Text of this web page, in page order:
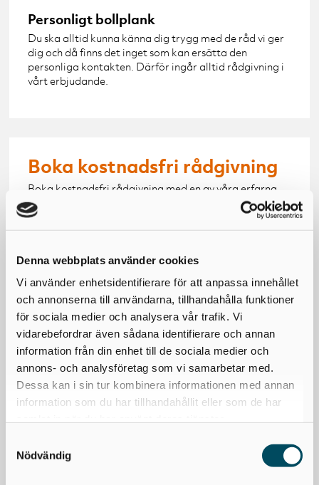
Denna webbplats använder cookies
Vi använder enhetsidentifierare för att anpassa innehållet
och annonserna till användarna, tillhandahålla funktioner
för sociala medier och analysera vår trafik. Vi
vidarebefordrar även sådana identifierare och annan
information från din enhet till de sociala medier och
annons- och analysföretag som vi samarbetar med.
Dessa kan i sin tur kombinera informationen med annan
information som du har tillhandahållit eller som de har
Nödvändig
Personligt bollplank
Du ska alltid kunna känna dig trygg med de råd vi ger
dig och då finns det inget som kan ersätta den
personliga kontakten. Därför ingår alltid rådgivning i
vårt erbjudande.
Boka kostnadsfri rådgivning
Boka kostnadsfri rådgivning med en av våra erfarna
pensionsrådgivare. Vi är specialister på tjänstepension
och trygghetsförsäkringar och hjälper dig att skapa
det bästa upplägget för både dig och ditt företag.
Fyll i formuläret så kontaktar vi dig inom 24 timmar.
Förnamn*
Efternamn*
E-postadress*